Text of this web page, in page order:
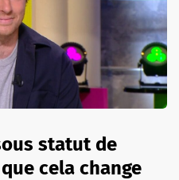
statut de
cela change